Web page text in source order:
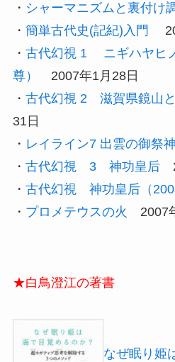
・ シャーマニズムと裏付け
・ 簡単古代史(記紀)入門
・ 古代幻視 1 ニギハヤヒ
尊）
2007年1月28日
・ 古代幻視 2 滋賀県鏡山
31日
・ レイライン7 出雲の御祭神
・ 古代幻視 3 神功皇后
・ 古代幻視 神功皇后（
・ プロメテウスの火 2007
★白鳥澄江の著書
なぜ眠り姫